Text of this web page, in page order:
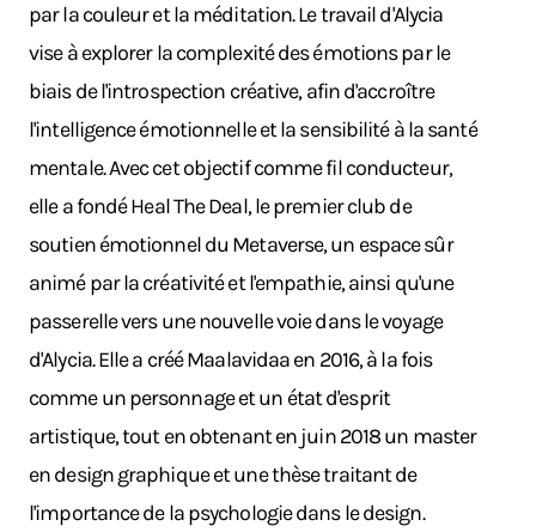
par la couleur et la méditation. Le travail d'Alycia
vise à explorer la complexité des émotions par le
biais de l'introspection créative, afin d'accroître
l'intelligence émotionnelle et la sensibilité à la santé
mentale. Avec cet objectif comme fil conducteur,
elle a fondé Heal The Deal, le premier club de
soutien émotionnel du Metaverse, un espace sûr
animé par la créativité et l'empathie, ainsi qu'une
passerelle vers une nouvelle voie dans le voyage
d'Alycia. Elle a créé Maalavidaa en 2016, à la fois
comme un personnage et un état d'esprit
artistique, tout en obtenant en juin 2018 un master
en design graphique et une thèse traitant de
l'importance de la psychologie dans le design.